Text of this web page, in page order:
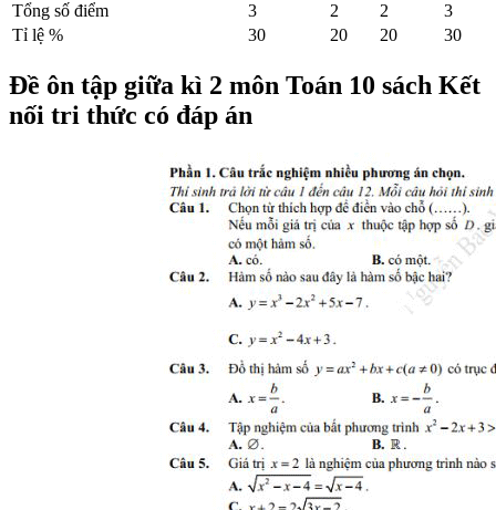
Tổng số điểm
3 2 2
3
Tỉ lệ %
30 20 20 30
Đề ôn tập giữa kì 2 môn Toán 10 sách Kết
nối tri thức có đáp án